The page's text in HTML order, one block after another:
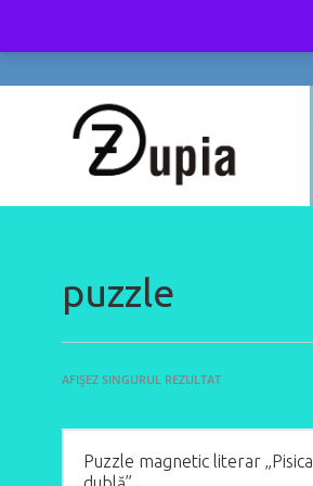
puzzle
AFIȘEZ SINGURUL REZULTAT
Puzzle magnetic literar „Pisica